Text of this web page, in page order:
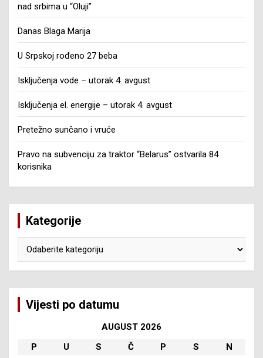
nad srbima u “Oluji”
Danas Blaga Marija
U Srpskoj rođeno 27 beba
Isključenja vode – utorak 4. avgust
Isključenja el. energije – utorak 4. avgust
Pretežno sunčano i vruće
Pravo na subvenciju za traktor “Belarus” ostvarila 84
korisnika
Kategorije
Vijesti po datumu
AUGUST 2026
P
U S Č P S
N